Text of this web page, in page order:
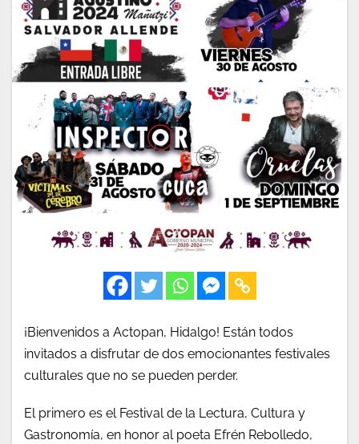
¡Bienvenidos a Actopan, Hidalgo! Están todos
invitados a disfrutar de dos emocionantes festivales
culturales que no se pueden perder.
El primero es el Festival de la Lectura, Cultura y
Gastronomía, en honor al poeta Efrén Rebolledo,